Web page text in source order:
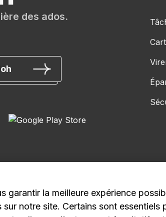
des ados.
Canada, © 2026
8e étage, Toronto (Ontario) M5H 1C4
garantir la meilleure expérience
sur notre site. Certains sont